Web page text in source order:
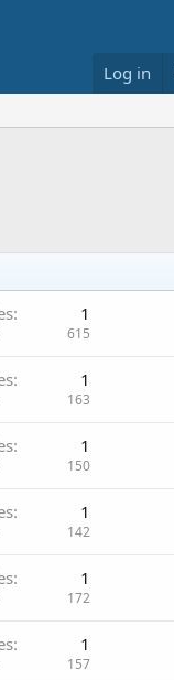
Log in
1
615
1
163
1
150
1
142
1
172
1
157